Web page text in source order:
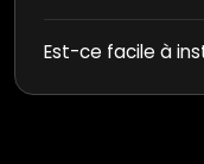
Est-ce facile à